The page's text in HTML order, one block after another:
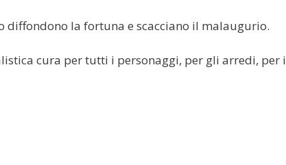
diffondono la fortuna e scacciano il malaugurio.
cura per tutti i personaggi, per gli arredi, per i